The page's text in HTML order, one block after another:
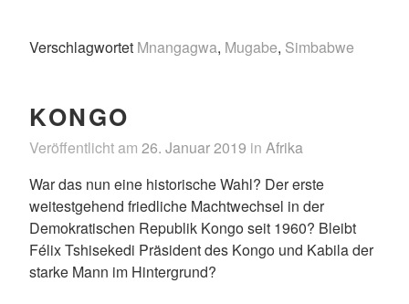
Verschlagwortet Mnangagwa, Mugabe, Simbabwe
KONGO
Veröffentlicht am 26. Januar 2019 in Afrika
War das nun eine historische Wahl? Der erste
weitestgehend friedliche Machtwechsel in der
Demokratischen Republik Kongo seit 1960? Bleibt
Félix Tshisekedi Präsident des Kongo und Kabila der
starke Mann im Hintergrund?